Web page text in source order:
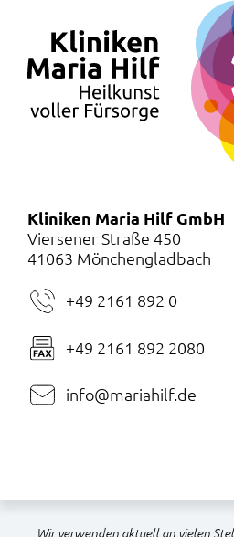
Kliniken Maria Hilf GmbH
Viersener Straße 450
41063 Mönchengladbach
+49 2161 892 0
+49 2161 892 2080
info@mariahilf.de
Wir verwenden aktuell an vielen